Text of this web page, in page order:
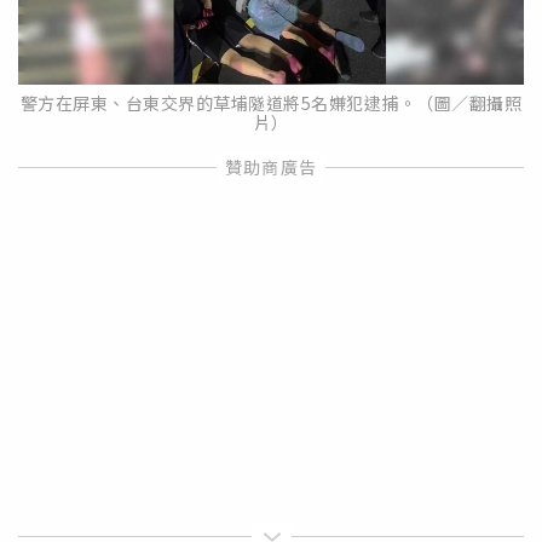
警方在屏東、台東交界的草埔隧道將5名嫌犯逮捕。（圖／翻攝照
片）